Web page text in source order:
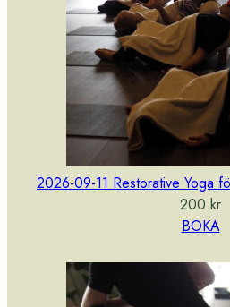
2026-09-11 Restorative Yoga
200 kr
BOKA